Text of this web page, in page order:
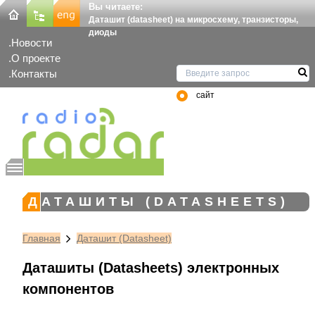
Вы читаете:
Даташит (datasheet) на микросхему, транзисторы,
диоды
Новости
О проекте
Контакты
сайт
ДАТАШИТЫ (DATASHEETS)
Главная Даташит (Datasheet)
Даташиты (Datasheets) электронных
компонентов